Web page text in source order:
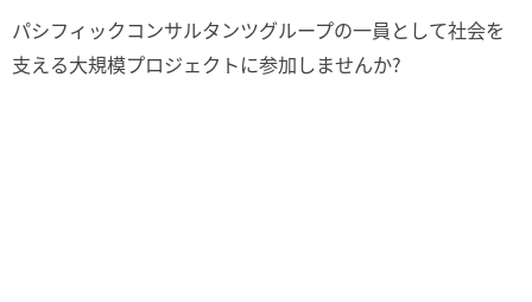
パシフィックコンサルタンツグループの一員として社会を
支える大規模プロジェクトに参加しませんか?